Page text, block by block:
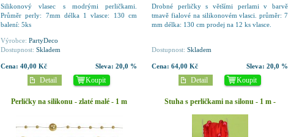
Silikonový vlasec s modrými perličkami.
Průměr perly: 7mm délka 1 vlasce: 130 cm
balení: 5ks
Výrobce: PartyDeco
Dostupnost: Skladem
Cena: 40,00 Kč Sleva: 20,0 %
Koupit
Detail
Drobné perličky s většími perlami v barvě
tmavě fialové na silikonovém vlasci. průměr: 7
mm délka: 130 cm prodej na 12 ks vlasce.
Dostupnost: Skladem
Cena: 64,00 Kč Sleva: 20,0 %
Koupit
Detail
Perličky na silikonu - zlaté malé - 1 m
Stuha s perličkami na silonu - 1 m -